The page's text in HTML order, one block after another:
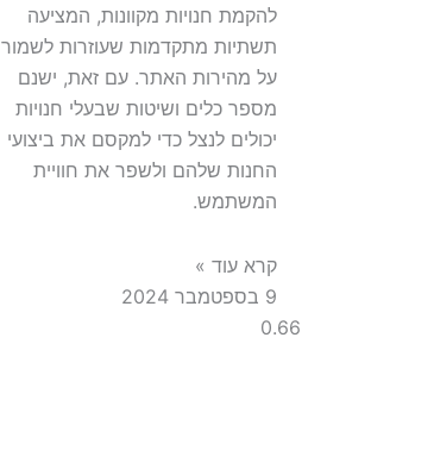
להקמת חנויות מקוונות, המציעה
תשתיות מתקדמות שעוזרות לשמור
על מהירות האתר. עם זאת, ישנם
מספר כלים ושיטות שבעלי חנויות
יכולים לנצל כדי למקסם את ביצועי
החנות שלהם ולשפר את חוויית
המשתמש.
קרא עוד »
9 בספטמבר 2024